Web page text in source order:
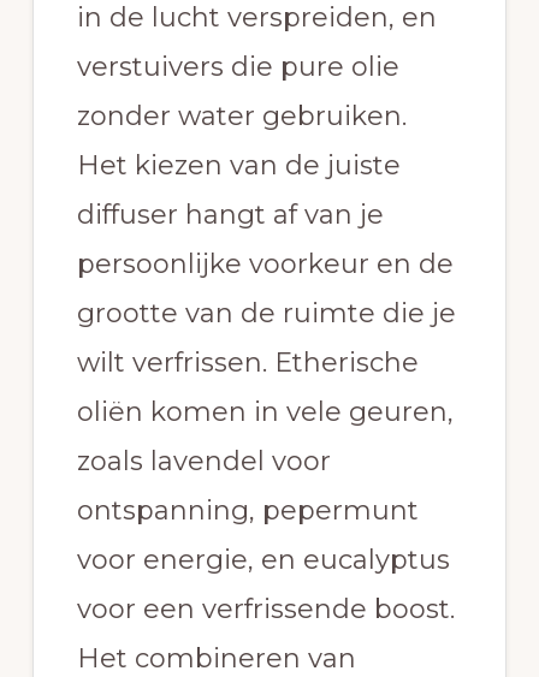
in de lucht verspreiden, en
verstuivers die pure olie
zonder water gebruiken.
Het kiezen van de juiste
diffuser hangt af van je
persoonlijke voorkeur en de
grootte van de ruimte die je
wilt verfrissen. Etherische
oliën komen in vele geuren,
zoals lavendel voor
ontspanning, pepermunt
voor energie, en eucalyptus
voor een verfrissende boost.
Het combineren van